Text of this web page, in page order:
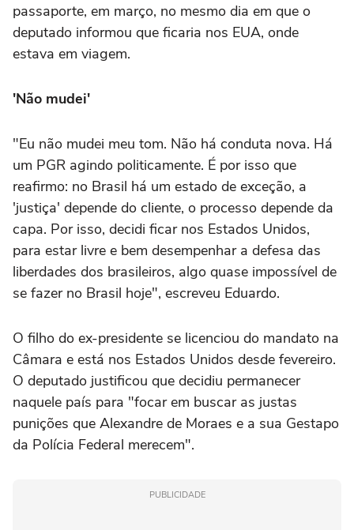
passaporte, em março, no mesmo dia em que o
deputado informou que ficaria nos EUA, onde
estava em viagem.
'Não mudei'
"Eu não mudei meu tom. Não há conduta nova. Há
um PGR agindo politicamente. É por isso que
reafirmo: no Brasil há um estado de exceção, a
'justiça' depende do cliente, o processo depende da
capa. Por isso, decidi ficar nos Estados Unidos,
para estar livre e bem desempenhar a defesa das
liberdades dos brasileiros, algo quase impossível de
se fazer no Brasil hoje", escreveu Eduardo.
O filho do ex-presidente se licenciou do mandato na
Câmara e está nos Estados Unidos desde fevereiro.
O deputado justificou que decidiu permanecer
naquele país para "focar em buscar as justas
punições que Alexandre de Moraes e a sua Gestapo
da Polícia Federal merecem".
PUBLICIDADE